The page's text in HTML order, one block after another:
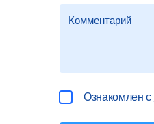
Ознакомлен с